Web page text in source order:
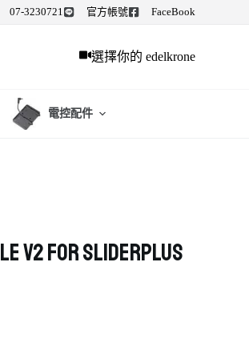
07-3230721 官方帳號 FaceBook
選擇你的 edelkrone
電控配件
v2 for SliderPLUS